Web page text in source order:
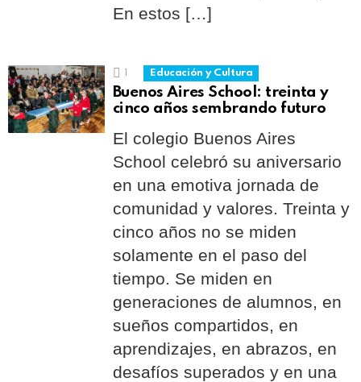
En estos […]
1 Educación y Cultura
Buenos Aires School: treinta y
cinco años sembrando futuro
El colegio Buenos Aires
School celebró su aniversario
en una emotiva jornada de
comunidad y valores. Treinta y
cinco años no se miden
solamente en el paso del
tiempo. Se miden en
generaciones de alumnos, en
sueños compartidos, en
aprendizajes, en abrazos, en
desafíos superados y en una